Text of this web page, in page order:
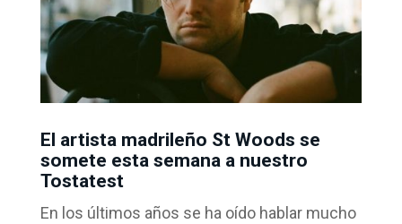
El artista madrileño St Woods se
somete esta semana a nuestro
Tostatest
En los últimos años se ha oído hablar mucho